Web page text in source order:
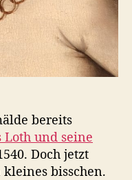
u
s
e
e
T
ö
c
bereits
Loth und seine
Doch jetzt
bisschen.